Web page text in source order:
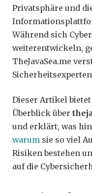
Privatsphäre und
Während sich
weiterentwickeln,
TheJavaSea.me
Dieser Artikel
Überblick über
und erklärt, was
warum sie so viel
Risiken bestehen
auf die